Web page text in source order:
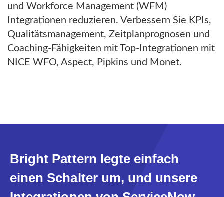
und Workforce Management (WFM)
Integrationen reduzieren. Verbessern Sie KPIs,
Qualitätsmanagement, Zeitplanprognosen und
Coaching-Fähigkeiten mit Top-Integrationen mit
NICE WFO, Aspect, Pipkins und Monet.
Bright Pattern legte einfach
einen Schalter um, und unsere